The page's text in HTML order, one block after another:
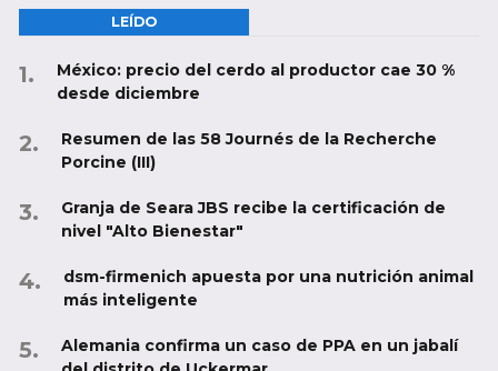
LEÍDO
México: precio del cerdo al productor cae 30 %
desde diciembre
Resumen de las 58 Journés de la Recherche
Porcine (III)
Granja de Seara JBS recibe la certificación de
nivel "Alto Bienestar"
dsm-firmenich apuesta por una nutrición animal
más inteligente
Alemania confirma un caso de PPA en un jabalí